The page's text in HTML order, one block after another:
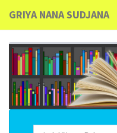
GRIYA NANA SUDJANA